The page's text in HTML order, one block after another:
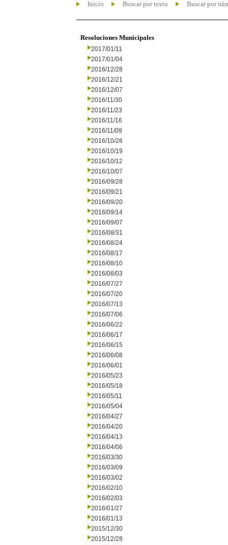
Inicio Buscar por texto Buscar por
Resoluciones Municipales
2017/01/11
2017/01/04
2016/12/28
2016/12/21
2016/12/07
2016/11/30
2016/11/23
2016/11/16
2016/11/09
2016/10/28
2016/10/19
2016/10/12
2016/10/07
2016/09/28
2016/09/21
2016/09/20
2016/09/14
2016/09/07
2016/08/31
2016/08/24
2016/08/17
2016/08/10
2016/08/03
2016/07/27
2016/07/20
2016/07/13
2016/07/06
2016/06/22
2016/06/17
2016/06/15
2016/06/08
2016/06/01
2016/05/23
2016/05/18
2016/05/11
2016/05/04
2016/04/27
2016/04/20
2016/04/13
2016/04/06
2016/03/30
2016/03/09
2016/03/02
2016/02/10
2016/02/03
2016/01/27
2016/01/13
2015/12/30
2015/12/28